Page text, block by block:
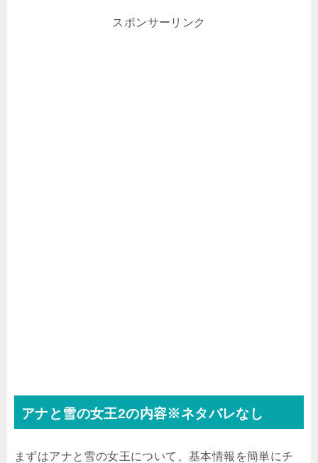
スポンサーリンク
アナと雪の女王2の内容※ネタバレなし
まずはアナと雪の女王について、基本情報を簡単にチ